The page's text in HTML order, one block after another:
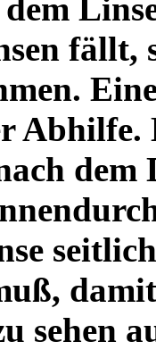
fällt,
Abhilfe.
dem
sehen